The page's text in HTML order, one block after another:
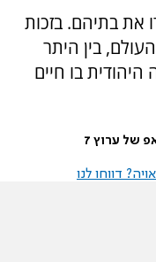
את בתיהם. בזכות
בין היתר
בו חיים
של ערוץ 7
דווחו לנו